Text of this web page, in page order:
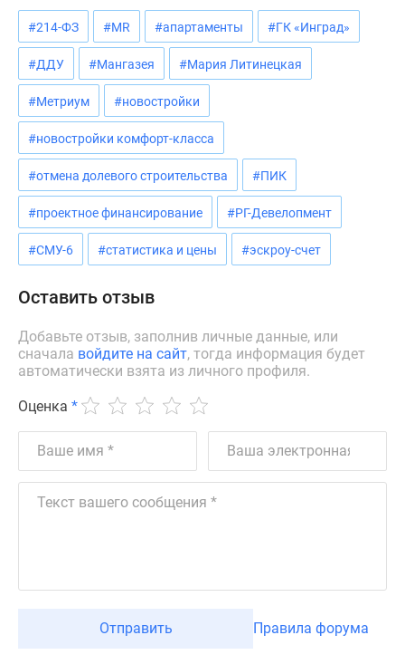
#214-ФЗ #MR #апартаменты #ГК «Инград»
#ДДУ #Мангазея #Мария Литинецкая
#Метриум #новостройки
#новостройки комфорт-класса
#отмена долевого строительства #ПИК
#проектное финансирование #РГ-Девелопмент
#СМУ-6 #статистика и цены #эскроу-счет
Оставить отзыв
Добавьте отзыв, заполнив личные данные, или
сначала войдите на сайт, тогда информация будет
автоматически взята из личного профиля.
Оценка *
Отправить Правила форума